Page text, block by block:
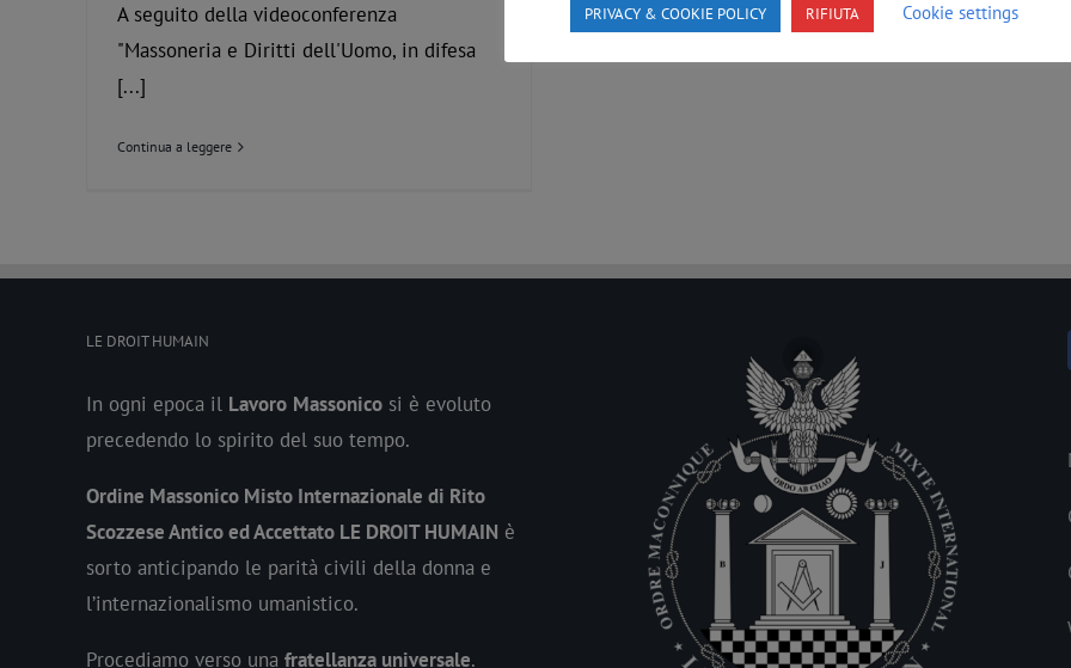
A seguito della videoconferenza
"Massoneria e Diritti dell'Uomo, in difesa
[...]
Continua a leggere
LE DROIT HUMAIN
In ogni epoca il Lavoro Massonico si è evoluto
precedendo lo spirito del suo tempo.
Ordine Massonico Misto Internazionale di Rito
Scozzese Antico ed Accettato LE DROIT HUMAIN è
sorto anticipando le parità civili della donna e
l’internazionalismo umanistico.
Procediamo verso una fratellanza universale.
PRIVACY & COOKIE POLICY RIFIUTA Cookie settings